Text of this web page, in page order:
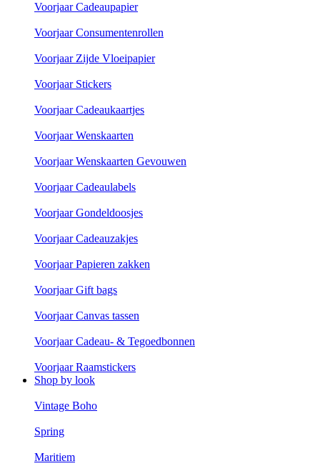
Voorjaar Cadeaupapier
Voorjaar Consumentenrollen
Voorjaar Zijde Vloeipapier
Voorjaar Stickers
Voorjaar Cadeaukaartjes
Voorjaar Wenskaarten
Voorjaar Wenskaarten Gevouwen
Voorjaar Cadeaulabels
Voorjaar Gondeldoosjes
Voorjaar Cadeauzakjes
Voorjaar Papieren zakken
Voorjaar Gift bags
Voorjaar Canvas tassen
Voorjaar Cadeau- & Tegoedbonnen
Voorjaar Raamstickers
Shop by look
Vintage Boho
Spring
Maritiem